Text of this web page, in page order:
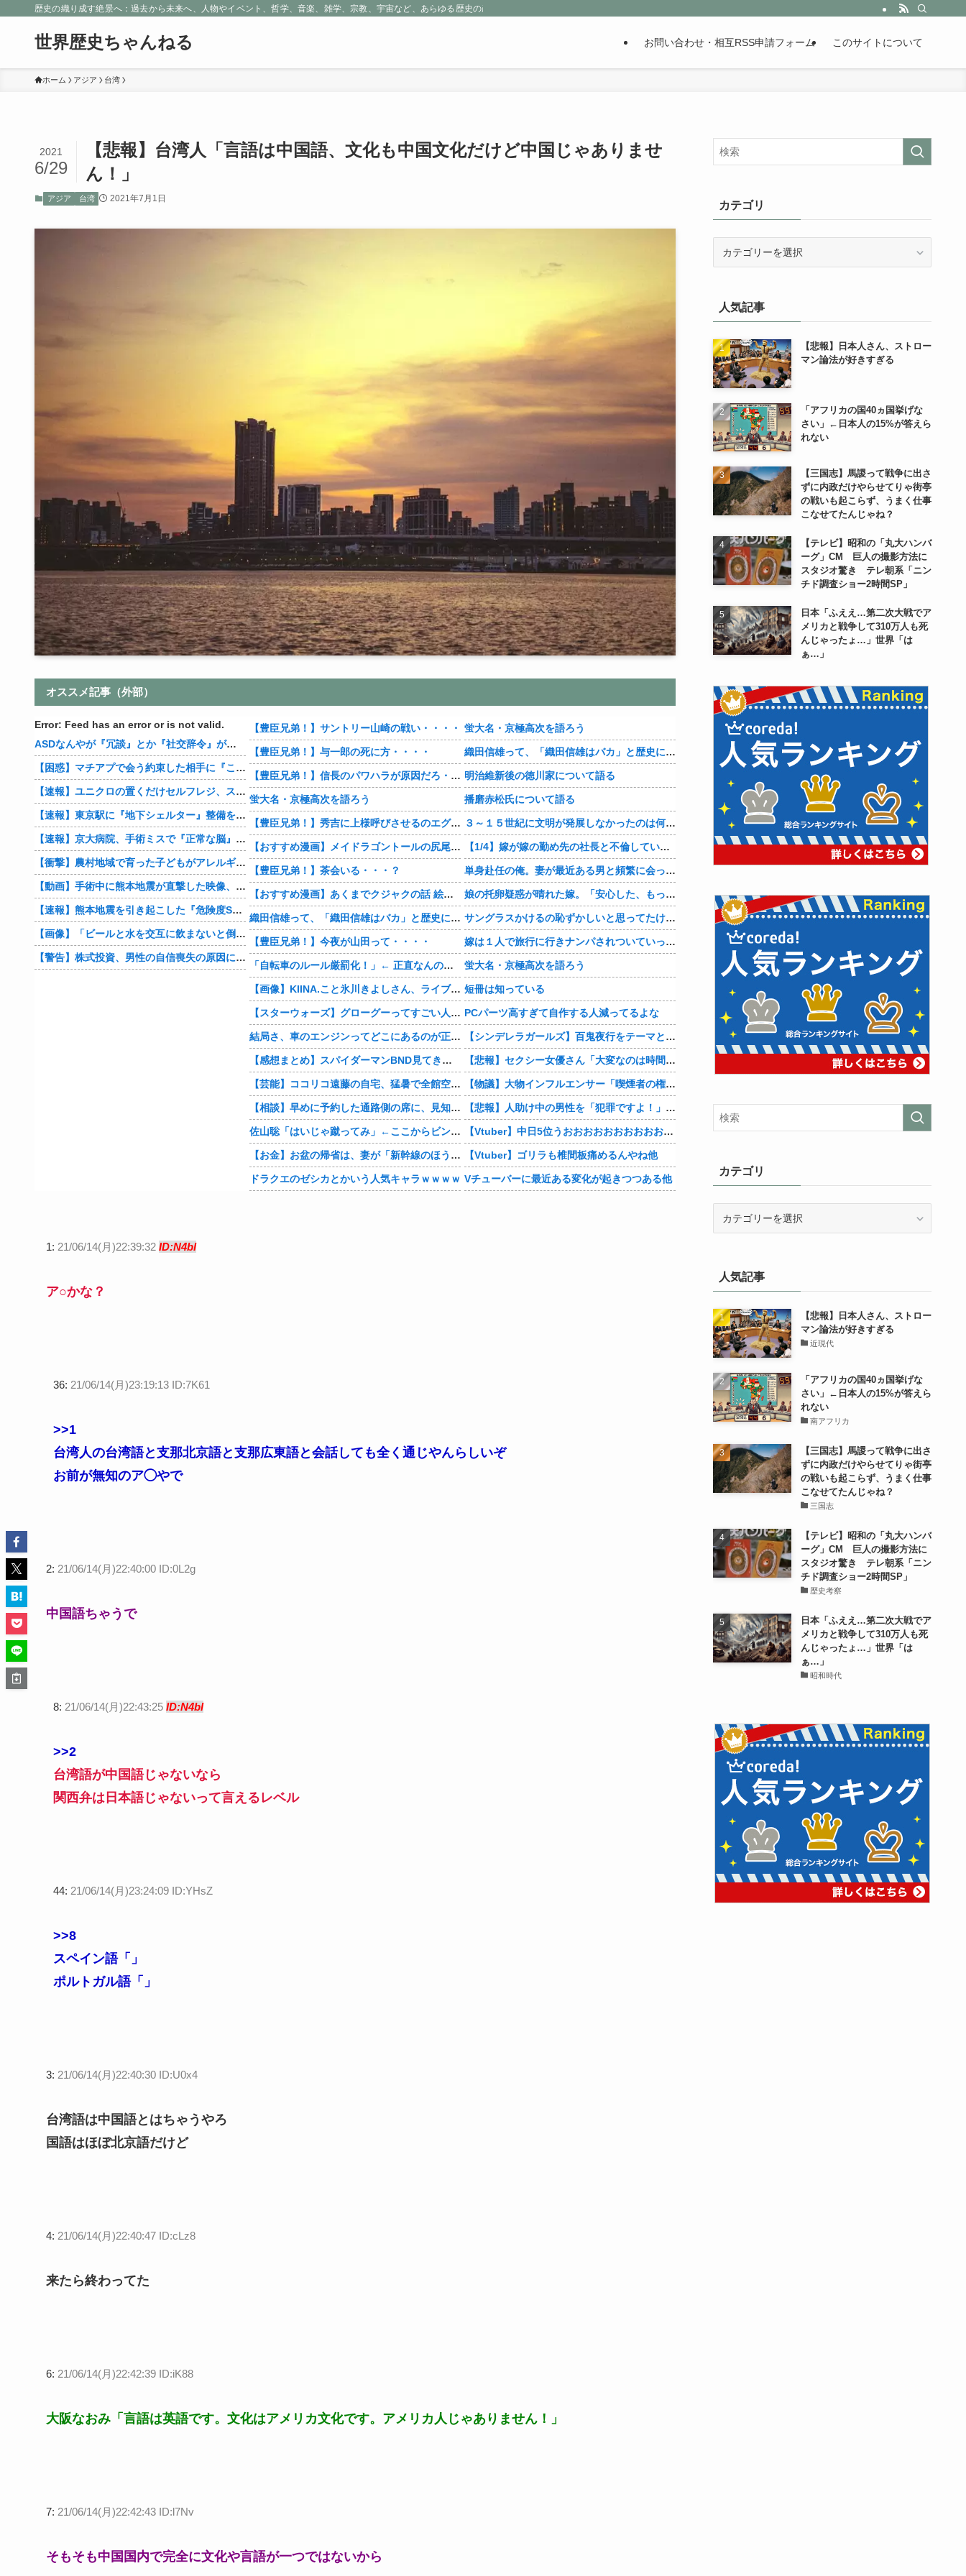
歴史の織り成す絶景へ：過去から未来へ、人物やイベント、哲学、音楽、雑学、宗教、宇宙など、あらゆる歴史の産物に包まれる魅惑の世界を探求しよう。歴史が苦手な人も魅了するまとめサイトです。
世界歴史ちゃんねる お問い合わせ・相互RSS申請フォーム このサイトについて
ホーム アジア 台湾
【悲報】台湾人「言語は中国語、文化も中国文化だけど中国じゃありませ
ん！」
2021
6/29
アジア 台湾 2021年7月1日
オススメ記事（外部）
Error: Feed has an error or is not valid.
ASDなんやが『冗談』とか『社交辞令』がマジでわからなくて怖い
【困惑】マチアプで会う約束した相手に『この返信』送ったらブロックされたんやが…
【速報】ユニクロの置くだけセルフレジ、スーパーにも導入へ
【速報】東京駅に『地下シェルター』整備を正式表明
【速報】京大病院、手術ミスで『正常な脳』を摘出 → 患者は自発呼吸不可能な植物状態に
【衝撃】農村地域で育った子どもがアレルギーやぜん息になりにくい『農場効果』を引き起こす細菌が判明
【動画】手術中に熊本地震が直撃した映像、凄まじい…
【速報】熊本地震を引き起こした『危険度Sランク断層』日本のド真ん中に10カ所もあると判明
【画像】「ビールと水を交互に飲まないと倒れるグラス」発売
【警告】株式投資、男性の自信喪失の原因に… 6割超が「人生の敗者」自認
【豊臣兄弟！】サントリー山崎の戦い・・・・
【豊臣兄弟！】与一郎の死に方・・・・
【豊臣兄弟！】信長のパワハラが原因だろ・・・？
蛍大名・京極高次を語ろう
【豊臣兄弟！】秀吉に上様呼びさせるのエグいな・・・・
【おすすめ漫画】メイドラゴントールの尻尾もふもふ・・・・
【豊臣兄弟！】茶会いる・・・？
【おすすめ漫画】あくまでクジャクの話 絵が綺麗・・・・
織田信雄って、「織田信雄はバカ」と歴史に書かれているが今まで家が残っているんでバカではないよな？
【豊臣兄弟！】今夜が山田って・・・・
「自転車のルール厳罰化！」← 正直なんの意味もなかった件www
【画像】KIINA.こと氷川きよしさん、ライブを前にあたシコ欲全開www
【スターウォーズ】グローグーってすごい人気あるんだな…
結局さ、車のエンジンってどこにあるのが正解なんだよ！
【感想まとめ】スパイダーマンBND見てきたよ
【芸能】ココリコ遠藤の自宅、猛暑で全館空調故障…新品交換費300万円…高額費用に「高すぎる」
【相談】早めに予約した通路側の席に、見知らぬ母子が。車掌の呼びかけにも「目を閉じて無視」して居座られました。無理やり奪われた席は、結局“やったもん勝ち”になってしまうのでしょうか？
佐山聡「はいじゃ蹴ってみ」←ここからビンタされずに済む方法
【お金】お盆の帰省は、妻が「新幹線のほうが楽」と譲りません。東京から大阪まで家族4人だと往復「10万円」近くかかるため、私は車で節約したいのですが、実際の費用はどれくらい違うのでしょうか？
ドラクエのゼシカとかいう人気キャラｗｗｗｗ
蛍大名・京極高次を語ろう
織田信雄って、「織田信雄はバカ」と歴史に書かれているが今まで家が残っているんでバカではないよな？
明治維新後の徳川家について語る
播磨赤松氏について語る
３～１５世紀に文明が発展しなかったのは何故か？
【1/4】嫁が嫁の勤め先の社長と不倫している。証拠を掴む前に嫁から離婚を切り出されたので、ハッタリかまして証拠を握っているフリしたら、向こうから示談話を振ってきたｗ
単身赴任の俺。妻が最近ある男と頻繁に会っている。電話で問い詰めた。「好きなのはアナタ、でも会えないのがツライ、寂しいから・・・」妻は、その男と不倫関係に発展した様だ…
娘の托卵疑惑が晴れた嫁。「安心した、もっと早く打ち明けて鑑定しておけばよかった」と。そして「今度こそ家族三人で幸せになりたい」と言い出した！！ごめんこうむるわｗｗ
サングラスかけるの恥ずかしいと思ってたけど、日差し強すぎてサングラスかけ始めたわ
嫁は１人で旅行に行きナンパされついていったり、出会い系で知り合った男と会ったりした。しかも酔っていて避妊もしてなかった。そしてやはり自分には夫しかいないと思ったんだとｗ
蛍大名・京極高次を語ろう
短冊は知っている
PCパーツ高すぎて自作する人減ってるよな
【シンデレラガールズ】百鬼夜行をテーマとしたPOP UP SHOPが東京・大阪にて開催
【悲報】セクシー女優さん「大変なのは時間が止まるやつの撮影」←ばらしてしまうｗ
【物議】大物インフルエンサー「喫煙者の権利がマジで侵害されてる。いくら税金払ってるんだ」他
【悲報】人助け中の男性を「犯罪ですよ！」と責めた女性、警察が来た瞬間逃げる他
【Vtuber】中日5位うおおおおおおおおおおおおおおおお他
【Vtuber】ゴリラも椎間板痛めるんやね他
Vチューバーに最近ある変化が起きつつある他
1: 21/06/14(月)22:39:32 ID:N4bl
ア○かな？
36: 21/06/14(月)23:19:13 ID:7K61
>>1
台湾人の台湾語と支那北京語と支那広東語と会話しても全く通じやんらしいぞ
お前が無知のア◯やで
2: 21/06/14(月)22:40:00 ID:0L2g
中国語ちゃうで
8: 21/06/14(月)22:43:25 ID:N4bl
>>2
台湾語が中国語じゃないなら
関西弁は日本語じゃないって言えるレベル
44: 21/06/14(月)23:24:09 ID:YHsZ
>>8
スペイン語「」
ポルトガル語「」
3: 21/06/14(月)22:40:30 ID:U0x4
台湾語は中国語とはちゃうやろ
国語はほぼ北京語だけど
4: 21/06/14(月)22:40:47 ID:cLz8
来たら終わってた
6: 21/06/14(月)22:42:39 ID:iK88
大阪なおみ「言語は英語です。文化はアメリカ文化です。アメリカ人じゃありません！」
7: 21/06/14(月)22:42:43 ID:l7Nv
そもそも中国国内で完全に文化や言語が一つではないから
カテゴリ
人気記事
【悲報】日本人さん、ストロー
マン論法が好きすぎる
「アフリカの国40ヵ国挙げな
さい」←日本人の15%が答えら
れない
【三国志】馬謖って戦争に出さ
ずに内政だけやらせてりゃ街亭
の戦いも起こらず、うまく仕事
こなせてたんじゃね？
【テレビ】昭和の「丸大ハンバ
ーグ」CM 巨人の撮影方法に
スタジオ驚き テレ朝系「ニン
チド調査ショー2時間SP」
日本「ふええ…第二次大戦でア
メリカと戦争して310万人も死
んじゃったょ…」世界「は
ぁ…」
カテゴリ
人気記事
【悲報】日本人さん、ストロー
マン論法が好きすぎる
近現代
「アフリカの国40ヵ国挙げな
さい」←日本人の15%が答えら
れない
南アフリカ
【三国志】馬謖って戦争に出さ
ずに内政だけやらせてりゃ街亭
の戦いも起こらず、うまく仕事
こなせてたんじゃね？
三国志
【テレビ】昭和の「丸大ハンバ
ーグ」CM 巨人の撮影方法に
スタジオ驚き テレ朝系「ニン
チド調査ショー2時間SP」
歴史考察
日本「ふええ…第二次大戦でア
メリカと戦争して310万人も死
んじゃったょ…」世界「は
ぁ…」
昭和時代